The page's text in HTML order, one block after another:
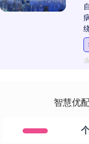
智慧优